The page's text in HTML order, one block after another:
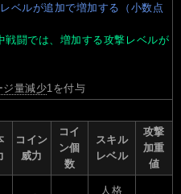
ベルが追加で増加する（小数点
戦闘では、増加する攻撃レベルが
ジ量減少1を付与
コイン
威力
コイ
ン個
数
スキル
レベル
攻撃
加重
値
人格